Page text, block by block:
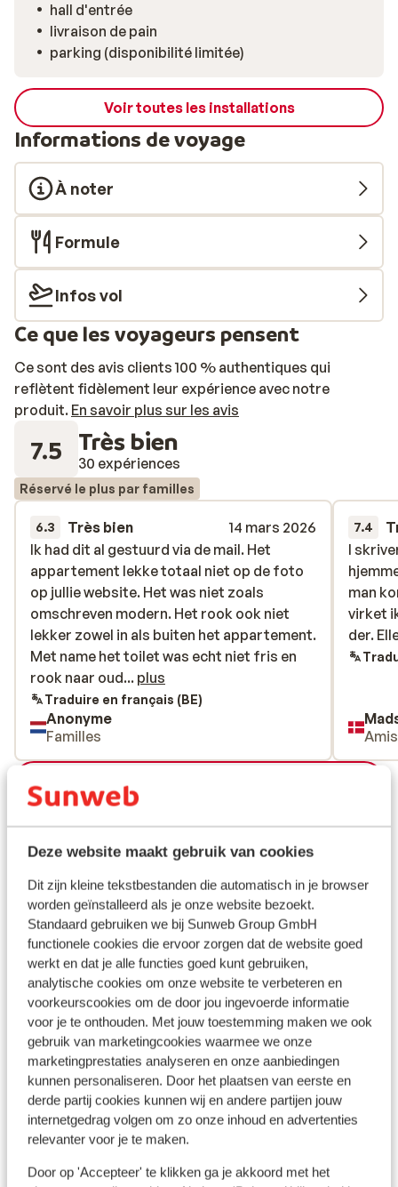
Deze website maakt gebruik van cookies
Dit zijn kleine tekstbestanden die automatisch in je browser
worden geïnstalleerd als je onze website bezoekt.
Standaard gebruiken we bij Sunweb Group GmbH
functionele cookies die ervoor zorgen dat de website goed
werkt en dat je alle functies goed kunt gebruiken,
analytische cookies om onze website te verbeteren en
voorkeurscookies om de door jou ingevoerde informatie
voor je te onthouden. Met jouw toestemming maken we ook
gebruik van marketingcookies waarmee we onze
marketingprestaties analyseren en onze aanbiedingen
kunnen personaliseren. Door het plaatsen van eerste en
derde partij cookies kunnen wij en andere partijen jouw
internetgedrag volgen om zo onze inhoud en advertenties
relevanter voor je te maken.
Door op 'Accepteer' te klikken ga je akkoord met het
hall d'entrée
livraison de pain
parking (disponibilité limitée)
Voir toutes les installations
Informations de voyage
À noter
Formule
Infos vol
Ce que les voyageurs pensent
Ce sont des avis clients 100 % authentiques qui
reflètent fidèlement leur expérience avec notre
produit. En savoir plus sur les avis
7.5 Très bien
30 expériences
Réservé le plus par familles
6.3 Très bien
14 mars 2026
Ik had dit al gestuurd via de mail. Het
appartement lekke totaal niet op de foto
op jullie website. Het was niet zoals
omschreven modern. Het rook ook niet
lekker zowel in als buiten het appartement.
Met name het toilet was echt niet fris en
rook naar oude pis. Het was zeker niet 5
sterren waardig. Volgens de locatie was de
foto van een groter appartement en
kunnen jullie ook andere foto’s krijgen die
meer op de werkelijkheid lijken.
Ik had dit al gestuurd via de mail. Het
appartement lekke totaal niet op de foto
op jullie website. Het was niet zoals
omschreven modern. Het rook ook niet
lekker zowel in als buiten het appartement.
Met name het toilet was echt niet fris en
rook naar oud... plus
Traduire en français (BE)
Anonyme
Familles
7.4
I
man
virket
der.
I
man
virket
der.
Amis
Voir toutes les 30 expériences
Emplacement
Afficher sur la carte
À proximité
Distance du centre-ville: environ 300 mètres
Distance de l'aéroport: Geneve airport
(switzerland) environ 220 kilomètres
Distance jusqu'à la gare bourg saint maurice tgv
station environ 33 kilomètre(s)
Distance jusqu'aux pistes de ski environ 0 mètres
Distance jusqu'a l'arrêt du bus de ski environ 200